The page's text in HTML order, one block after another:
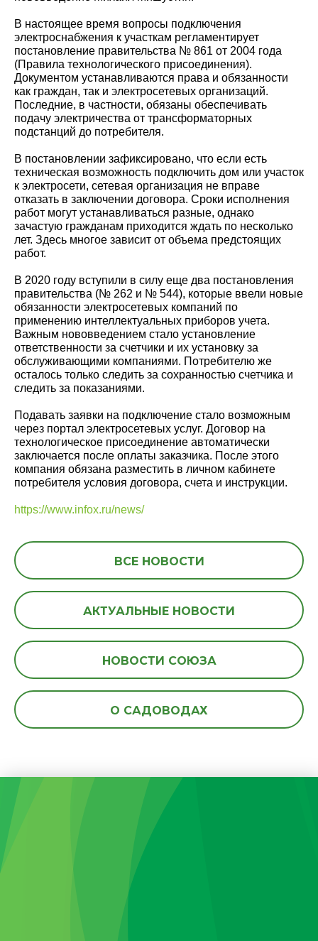
В настоящее время вопросы подключения
электроснабжения к участкам регламентирует
постановление правительства № 861 от 2004 года
(Правила технологического присоединения).
Документом устанавливаются права и обязанности
как граждан, так и электросетевых организаций.
Последние, в частности, обязаны обеспечивать
подачу электричества от трансформаторных
подстанций до потребителя.
В постановлении зафиксировано, что если есть
техническая возможность подключить дом или участок
к электросети, сетевая организация не вправе
отказать в заключении договора. Сроки исполнения
работ могут устанавливаться разные, однако
зачастую гражданам приходится ждать по несколько
лет. Здесь многое зависит от объема предстоящих
работ.
В 2020 году вступили в силу еще два постановления
правительства (№ 262 и № 544), которые ввели новые
обязанности электросетевых компаний по
применению интеллектуальных приборов учета.
Важным нововведением стало установление
ответственности за счетчики и их установку за
обслуживающими компаниями. Потребителю же
осталось только следить за сохранностью счетчика и
следить за показаниями.
Подавать заявки на подключение стало возможным
через портал электросетевых услуг. Договор на
технологическое присоединение автоматически
заключается после оплаты заказчика. После этого
компания обязана разместить в личном кабинете
потребителя условия договора, счета и инструкции.
https://www.infox.ru/news/
ВСЕ НОВОСТИ
АКТУАЛЬНЫЕ НОВОСТИ
НОВОСТИ СОЮЗА
О САДОВОДАХ